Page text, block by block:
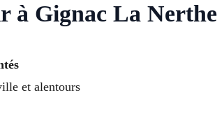
à Gignac La Nerthe
et alentours